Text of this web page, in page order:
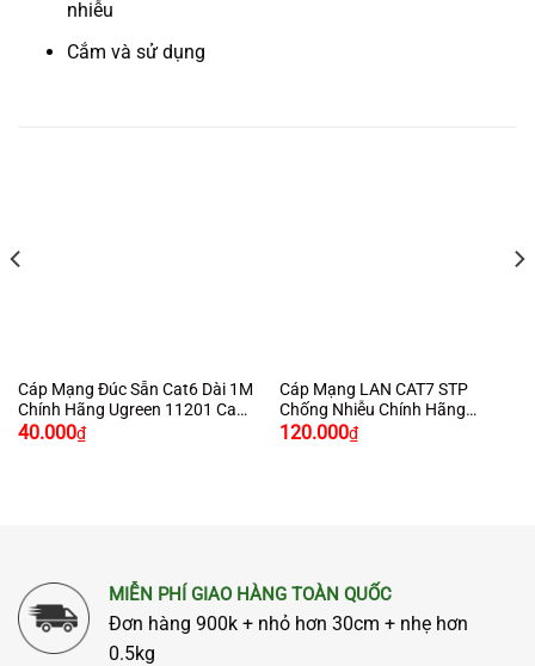
nhiễu
Cắm và sử dụng
Cáp Mạng Đúc Sẵn Cat6 Dài 1M
Chính Hãng Ugreen 11201 Cao
Cấp
40.000₫
Cáp Mạng LAN CAT7 STP
Chống Nhiễu Chính Hãng
Ugreen 11269 Dài 2M Màu Đen
120.000₫
MIỄN PHÍ GIAO HÀNG TOÀN QUỐC
Đơn hàng 900k + nhỏ hơn 30cm + nhẹ hơn
0.5kg